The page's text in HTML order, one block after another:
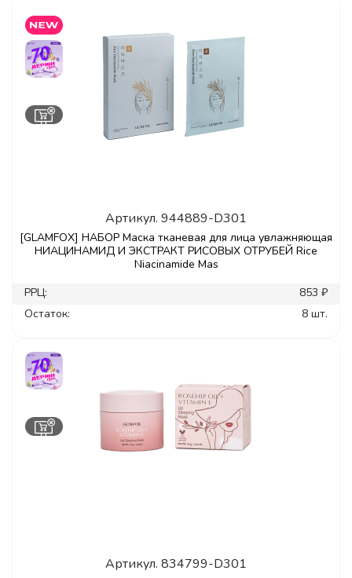
Артикул. 944889-D301
[GLAMFOX] НАБОР Маска тканевая для лица увлажняющая
НИАЦИНАМИД И ЭКСТРАКТ РИСОВЫХ ОТРУБЕЙ Rice
Niacinamide Mas
РРЦ:
853 ₽
Остаток:
8 шт.
Артикул. 834799-D301